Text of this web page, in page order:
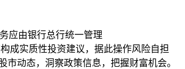
应由银行总行统一管理
成实质性投资建议，据此操作风险自担
市动态，洞察政策信息，把握财富机会。